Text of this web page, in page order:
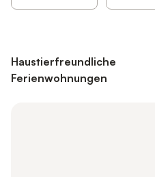
Haustierfreundliche
Ferienwohnungen